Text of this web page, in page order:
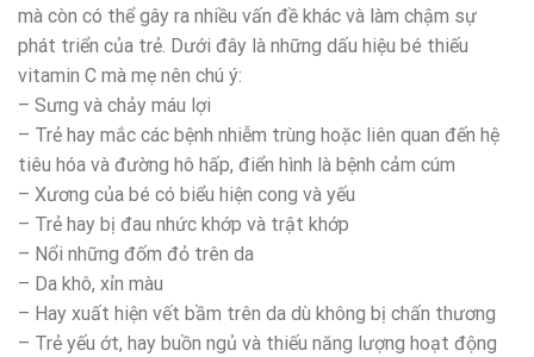
mà còn có thể gây ra nhiều vấn đề khác và làm chậm sự
phát triển của trẻ. Dưới đây là những dấu hiệu bé thiếu
vitamin C mà mẹ nên chú ý:
– Sưng và chảy máu lợi
– Trẻ hay mắc các bệnh nhiễm trùng hoặc liên quan đến hệ
tiêu hóa và đường hô hấp, điển hình là bệnh cảm cúm
– Xương của bé có biểu hiện cong và yếu
– Trẻ hay bị đau nhức khớp và trật khớp
– Nổi những đốm đỏ trên da
– Da khô, xỉn màu
– Hay xuất hiện vết bầm trên da dù không bị chấn thương
– Trẻ yếu ớt, hay buồn ngủ và thiếu năng lượng hoạt động